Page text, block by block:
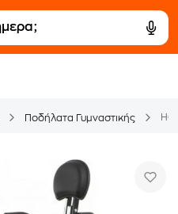
Ποδήλατα Γυμναστικής